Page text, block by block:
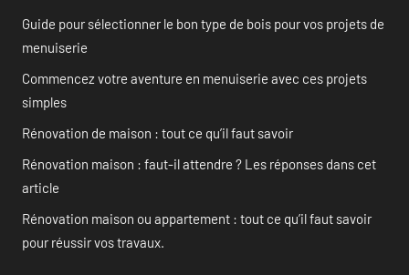
Guide pour sélectionner le bon type de bois pour vos projets de
menuiserie
Commencez votre aventure en menuiserie avec ces projets
simples
Rénovation de maison : tout ce qu’il faut savoir
Rénovation maison : faut-il attendre ? Les réponses dans cet
article
Rénovation maison ou appartement : tout ce qu’il faut savoir
pour réussir vos travaux.